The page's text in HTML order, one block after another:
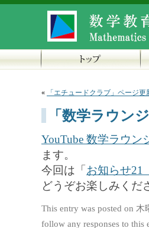
« 「エチュードクラブ」ページ
「数学ラウン
YouTube 数学ラウン
ます。
今回は「 お知らせ
どうぞお楽しみくだ
This entry was posted on
follow any responses to this